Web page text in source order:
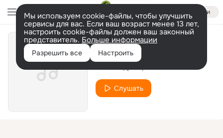
Войти
Мы используем cookie-файлы, чтобы улучшить
сервисы для вас. Если ваш возраст менее 13 лет,
настроить cookie-файлы должен ваш законный
представитель. Больше информации
Разрешить все Настроить
Точки зрения
Слушать